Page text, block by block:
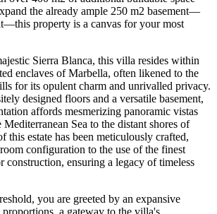
the already ample 250 m2 basement—
property is a canvas for your most
Sierra Blanca, this villa resides within
enclaves of Marbella, often likened to the
for its opulent charm and unrivalled privacy.
designed floors and a versatile basement,
affords mesmerizing panoramic vistas
Mediterranean Sea to the distant shores of
this estate has been meticulously crafted,
configuration to the use of the finest
construction, ensuring a legacy of timeless
you are greeted by an expansive